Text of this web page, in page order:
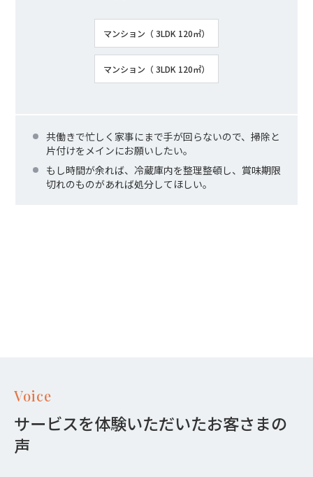
マンション（ 3LDK 120㎡）
マンション（ 3LDK 120㎡）
共働きで忙しく家事にまで手が回らないので、掃除と
片付けをメインにお願いしたい。
もし時間が余れば、冷蔵庫内を整理整頓し、賞味期限
切れのものがあれば処分してほしい。
Voice
サービスを体験いただいたお客さまの
声